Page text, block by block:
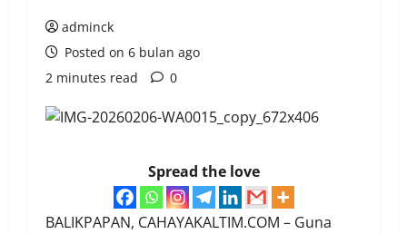
adminck
Posted on 6 bulan ago
2 minutes read
0
Spread the love
BALIKPAPAN, CAHAYAKALTIM.COM – Guna